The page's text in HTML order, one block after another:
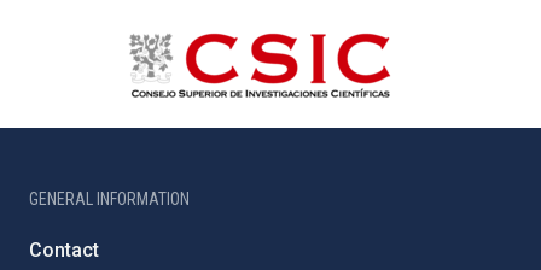
GENERAL INFORMATION
Contact